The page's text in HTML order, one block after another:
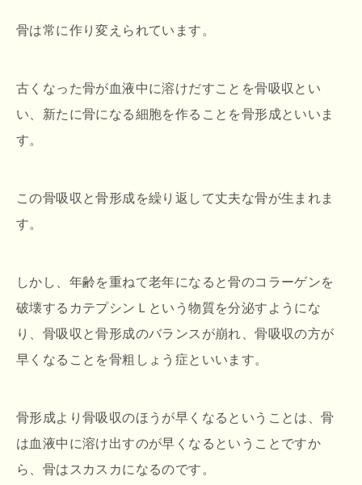
骨は常に作り変えられています。
古くなった骨が血液中に溶けだすことを骨吸収とい
い、新たに骨になる細胞を作ることを骨形成といいま
す。
この骨吸収と骨形成を繰り返して丈夫な骨が生まれま
す。
しかし、年齢を重ねて老年になると骨のコラーゲンを
破壊するカテプシンＬという物質を分泌すようにな
り、骨吸収と骨形成のバランスが崩れ、骨吸収の方が
早くなることを骨粗しょう症といいます。
骨形成より骨吸収のほうが早くなるということは、骨
は血液中に溶け出すのが早くなるということですか
ら、骨はスカスカになるのです。